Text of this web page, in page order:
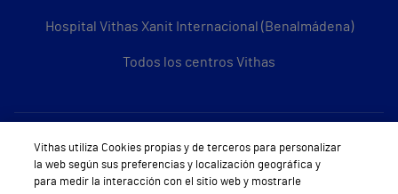
Hospital Vithas Xanit Internacional (Benalmádena)
Todos los centros Vithas
Sobre Vithas
Quiénes somos
Vithas utiliza Cookies propias y de terceros para personalizar
la web según sus preferencias y localización geográfica y
para medir la interacción con el sitio web y mostrarle